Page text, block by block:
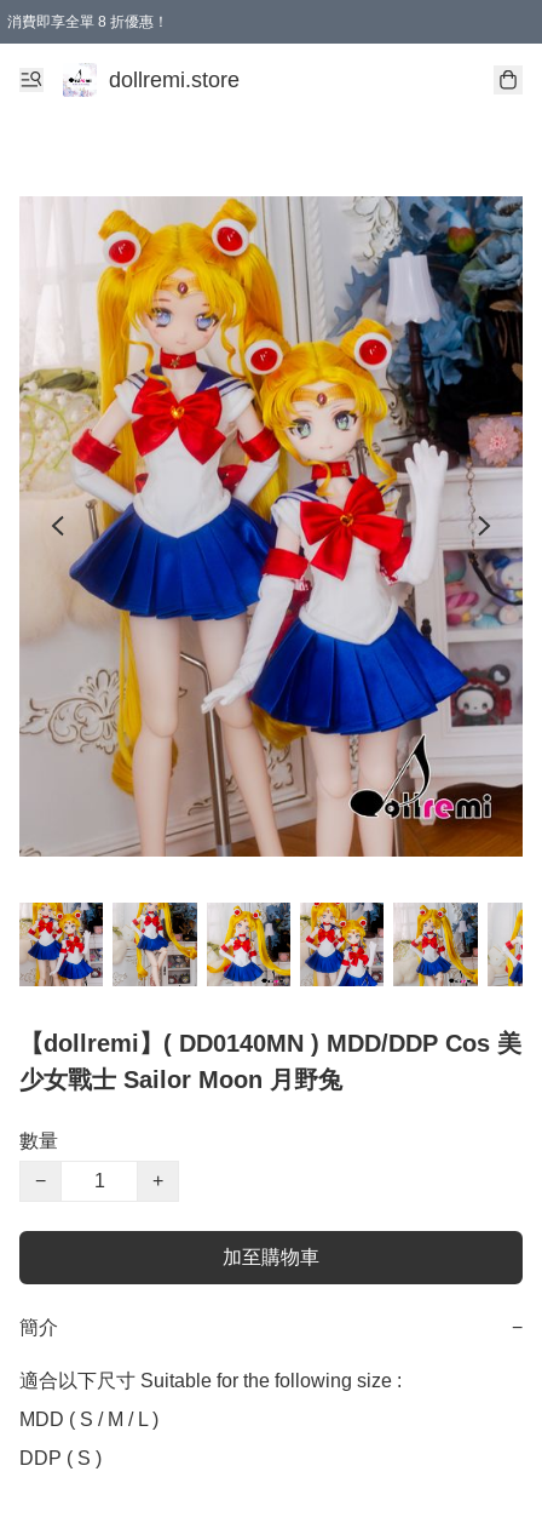
消費即享全單 8 折優惠！
購物滿 HKD 1500.00即享免運費優惠！（適用於 本地送貨、本地取貨、國際送貨 )
dollremi.store
【dollremi】( DD0140MN ) MDD/DDP Cos 美
少女戰士 Sailor Moon 月野兔
數量
−
+
加至購物車
簡介 −
適合以下尺寸 Suitable for the following size :
MDD ( S / M / L )
DDP ( S )